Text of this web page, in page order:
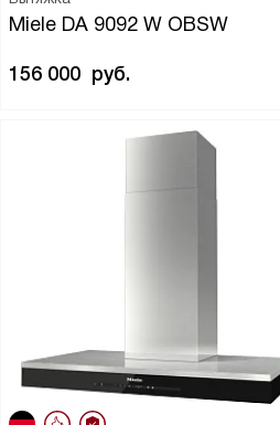
Miele DA 9092 W OBSW
156 000 руб.